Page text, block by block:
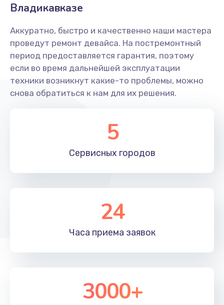
Замена ультразвукового мотора
1800 руб.
Заказать
Владикавказе
Аккуратно, быстро и качественно наши мастера
проведут ремонт девайса. На постремонтный
период предоставляется гарантия, поэтому
если во время дальнейшей эксплуатации
техники возникнут какие-то проблемы, можно
снова обратиться к нам для их решения.
5
Сервисных городов
24
Часа приема заявок
3000+